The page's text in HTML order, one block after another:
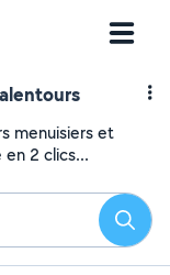
menuisiers et
2 clics...